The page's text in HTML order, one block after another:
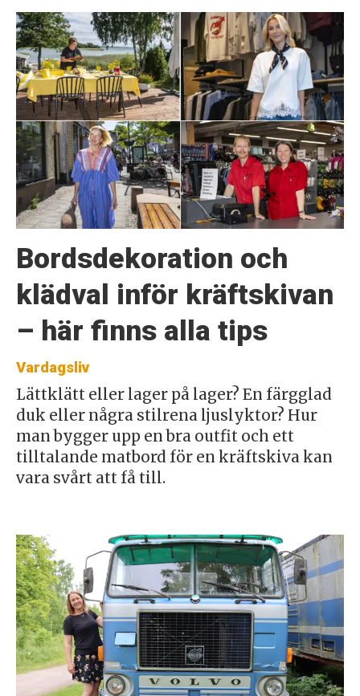
Bordsdekoration och
klädval inför kräftskivan
– här finns alla tips
Vardagsliv
Lättklätt eller lager på lager? En färgglad
duk eller några stilrena ljuslyktor? Hur
man bygger upp en bra outfit och ett
tilltalande matbord för en kräftskiva kan
vara svårt att få till.